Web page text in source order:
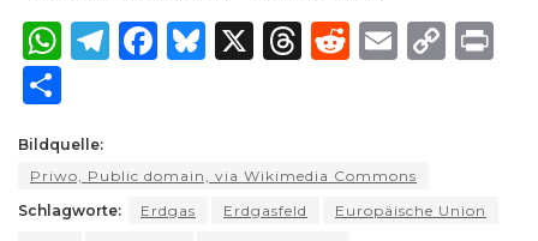
W
ts
A
T
ra
F
b
B
k
X
T
d
R
t
E
C
Li
ar
e
Bildquelle:
Priwo, Public domain, via Wikimedia Commons
Schlagworte:
Erdgas Erdgasfeld
Europäische Union